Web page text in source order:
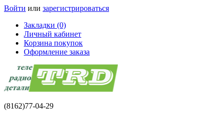
Войти или зарегистрироваться
Закладки (0)
Личный кабинет
Корзина покупок
Оформление заказа
(8162)77-04-29